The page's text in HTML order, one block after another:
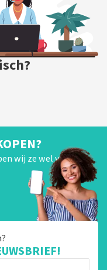
wij ze wel van je!